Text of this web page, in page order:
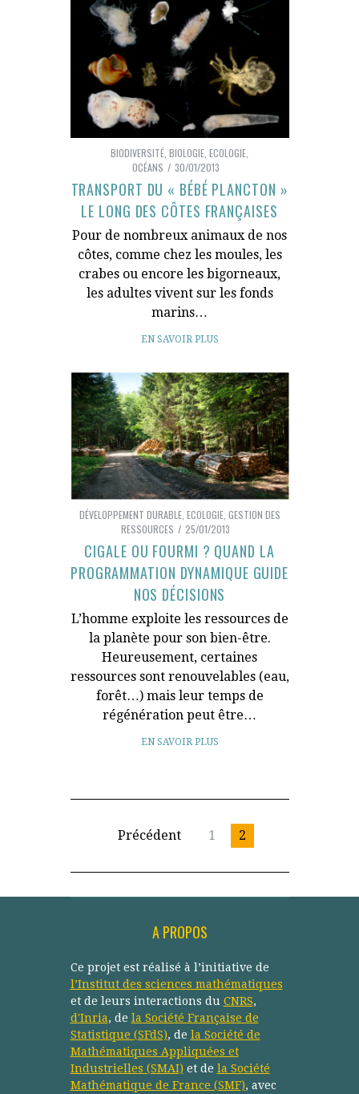
BIODIVERSITÉ BIOLOGIE ECOLOGIE
OCÉANS
30/01/2013
TRANSPORT DU « BÉBÉ PLANCTON »
LE LONG DES CÔTES FRANÇAISES
Pour de nombreux animaux de nos
côtes, comme chez les moules, les
crabes ou encore les bigorneaux,
les adultes vivent sur les fonds
marins…
EN SAVOIR PLUS
DÉVELOPPEMENT DURABLE, ECOLOGIE, GESTION DES
RESSOURCES
25/01/2013
CIGALE OU FOURMI ? QUAND LA
PROGRAMMATION DYNAMIQUE GUIDE
NOS DÉCISIONS
L’homme exploite les ressources de
la planète pour son bien-être.
Heureusement, certaines
ressources sont renouvelables (eau,
forêt…) mais leur temps de
régénération peut être…
EN SAVOIR PLUS
Précédent 1 2
A PROPOS
Ce projet est réalisé à l’initiative de
l’Institut des sciences mathématiques
et de leurs interactions du CNRS,
d'Inria, de la Société Française de
Statistique (SFdS), de la Société de
Mathématiques Appliquées et
Industrielles (SMAI) et de la Société
Mathématique de France (SMF), avec